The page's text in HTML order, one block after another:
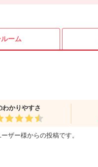
ーム
わかりやすさ
ザー様からの投稿です。